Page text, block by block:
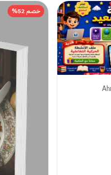
خصم 52%